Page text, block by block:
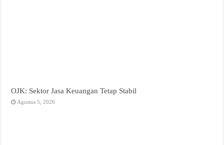
OJK: Sektor Jasa Keuangan Tetap Stabil
Agustus 5, 2026